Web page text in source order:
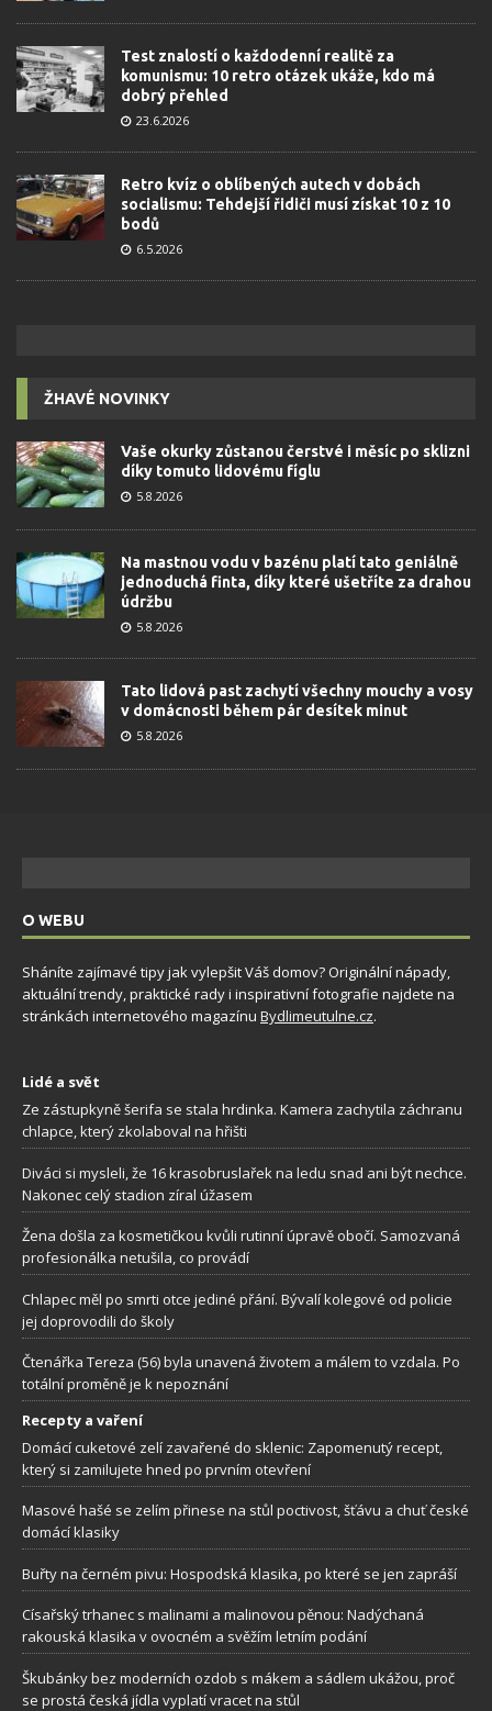
Test znalostí o každodenní realitě za
komunismu: 10 retro otázek ukáže, kdo má
dobrý přehled
23.6.2026
Retro kvíz o oblíbených autech v dobách
socialismu: Tehdejší řidiči musí získat 10 z 10
bodů
6.5.2026
ŽHAVÉ NOVINKY
Vaše okurky zůstanou čerstvé i měsíc po sklizni
díky tomuto lidovému fíglu
5.8.2026
Na mastnou vodu v bazénu platí tato geniálně
jednoduchá finta, díky které ušetříte za drahou
údržbu
5.8.2026
Tato lidová past zachytí všechny mouchy a vosy
v domácnosti během pár desítek minut
5.8.2026
O WEBU
Sháníte zajímavé tipy jak vylepšit Váš domov? Originální nápady,
aktuální trendy, praktické rady i inspirativní fotografie najdete na
stránkách internetového magazínu Bydlimeutulne.cz.
Lidé a svět
Ze zástupkyně šerifa se stala hrdinka. Kamera zachytila záchranu
chlapce, který zkolaboval na hřišti
Diváci si mysleli, že 16 krasobruslařek na ledu snad ani být nechce.
Nakonec celý stadion zíral úžasem
Žena došla za kosmetičkou kvůli rutinní úpravě obočí. Samozvaná
profesionálka netušila, co provádí
Chlapec měl po smrti otce jediné přání. Bývalí kolegové od policie
jej doprovodili do školy
Čtenářka Tereza (56) byla unavená životem a málem to vzdala. Po
totální proměně je k nepoznání
Recepty a vaření
Domácí cuketové zelí zavařené do sklenic: Zapomenutý recept,
který si zamilujete hned po prvním otevření
Masové hašé se zelím přinese na stůl poctivost, šťávu a chuť české
domácí klasiky
Buřty na černém pivu: Hospodská klasika, po které se jen zapráší
Císařský trhanec s malinami a malinovou pěnou: Nadýchaná
rakouská klasika v ovocném a svěžím letním podání
Škubánky bez moderních ozdob s mákem a sádlem ukážou, proč
se prostá česká jídla vyplatí vracet na stůl